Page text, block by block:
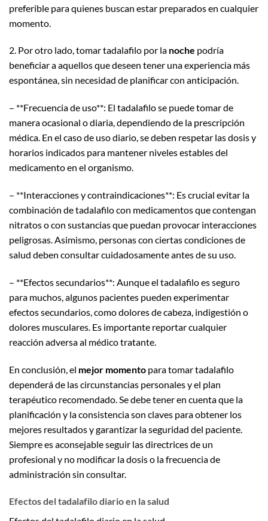
preferible para quienes buscan estar preparados en cualquier
momento.
2. Por otro lado, tomar tadalafilo por la noche podría
beneficiar a aquellos que deseen tener una experiencia más
espontánea, sin necesidad de planificar con anticipación.
– **Frecuencia de uso**: El tadalafilo se puede tomar de
manera ocasional o diaria, dependiendo de la prescripción
médica. En el caso de uso diario, se deben respetar las dosis y
horarios indicados para mantener niveles estables del
medicamento en el organismo.
– **Interacciones y contraindicaciones**: Es crucial evitar la
combinación de tadalafilo con medicamentos que contengan
nitratos o con sustancias que puedan provocar interacciones
peligrosas. Asimismo, personas con ciertas condiciones de
salud deben consultar cuidadosamente antes de su uso.
– **Efectos secundarios**: Aunque el tadalafilo es seguro
para muchos, algunos pacientes pueden experimentar
efectos secundarios, como dolores de cabeza, indigestión o
dolores musculares. Es importante reportar cualquier
reacción adversa al médico tratante.
En conclusión, el mejor momento para tomar tadalafilo
dependerá de las circunstancias personales y el plan
terapéutico recomendado. Se debe tener en cuenta que la
planificación y la consistencia son claves para obtener los
mejores resultados y garantizar la seguridad del paciente.
Siempre es aconsejable seguir las directrices de un
profesional y no modificar la dosis o la frecuencia de
administración sin consultar.
Efectos del tadalafilo diario en la salud